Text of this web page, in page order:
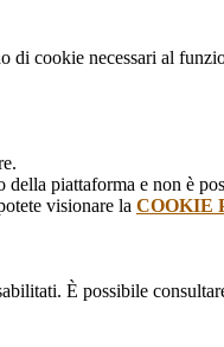
di cookie necessari al
piattaforma e non è
visionare la COOKIE
È possibile